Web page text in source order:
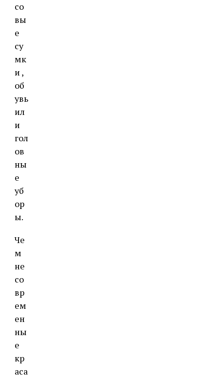
со
вы
е
су
мк
и ,
об
увь
ил
и
гол
ов
ны
е
уб
ор
ы.
Че
м
не
со
вр
ем
ен
ны
е
кр
аса